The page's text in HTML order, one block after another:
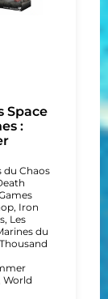
Space
:
du Chaos
, Iron
, Les
du
Thousand
World